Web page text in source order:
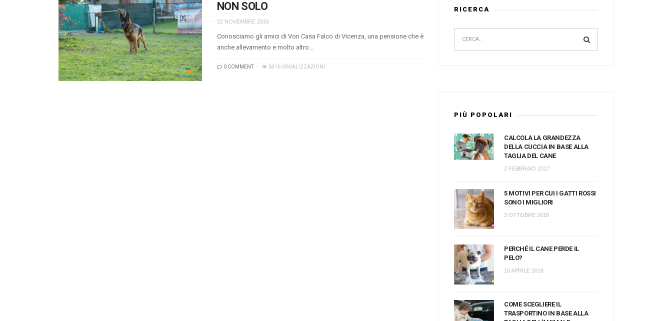
NON SOLO
22 NOVEMBRE 2016
Conosciamo gli amici di Von Casa Falco di Vicenza, una pensione che è
anche allevamento e molto altro…
0 COMMENT 5816 VISUALIZZAZIONI
RICERCA
PIÙ POPOLARI
CALCOLA LA GRANDEZZA
DELLA CUCCIA IN BASE ALLA
TAGLIA DEL CANE
2 FEBBRAIO 2017
5 MOTIVI PER CUI I GATTI ROSSI
SONO I MIGLIORI
3 OTTOBRE 2018
PERCHÉ IL CANE PERDE IL
PELO?
16 APRILE 2018
COME SCEGLIERE IL
TRASPORTINO IN BASE ALLA